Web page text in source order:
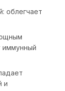
облегчает
иммунный
и